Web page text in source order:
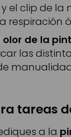
el clip de
respiración
olor de la
las
tareas
a la